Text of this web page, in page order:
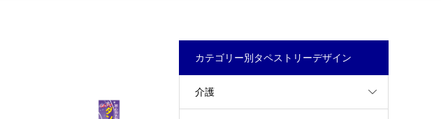
カテゴリー別タペストリーデザイン
介護